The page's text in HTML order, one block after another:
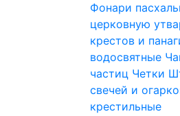
Фонари
церковную
крестов и
водосвятные
частиц Четки
свечей и
крестильные